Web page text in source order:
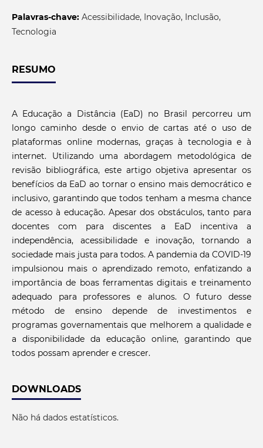
Palavras-chave: Acessibilidade, Inovação, Inclusão,
Tecnologia
RESUMO
A Educação a Distância (EaD) no Brasil percorreu um
longo caminho desde o envio de cartas até o uso de
plataformas online modernas, graças à tecnologia e à
internet. Utilizando uma abordagem metodológica de
revisão bibliográfica, este artigo objetiva apresentar os
benefícios da EaD ao tornar o ensino mais democrático e
inclusivo, garantindo que todos tenham a mesma chance
de acesso à educação. Apesar dos obstáculos, tanto para
docentes com para discentes a EaD incentiva a
independência, acessibilidade e inovação, tornando a
sociedade mais justa para todos. A pandemia da COVID-19
impulsionou mais o aprendizado remoto, enfatizando a
importância de boas ferramentas digitais e treinamento
adequado para professores e alunos. O futuro desse
método de ensino depende de investimentos e
programas governamentais que melhorem a qualidade e
a disponibilidade da educação online, garantindo que
todos possam aprender e crescer.
DOWNLOADS
Não há dados estatísticos.